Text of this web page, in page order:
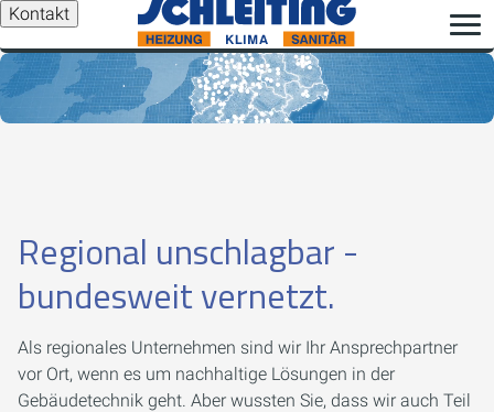
Kontakt
Regional unschlagbar -
bundesweit vernetzt.
Als regionales Unternehmen sind wir Ihr Ansprechpartner
vor Ort, wenn es um nachhaltige Lösungen in der
Gebäudetechnik geht. Aber wussten Sie, dass wir auch Teil